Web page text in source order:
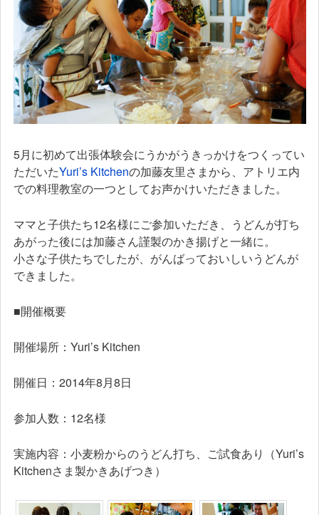
5月に初めて出張体験会にうかがうきっかけをつくってい
ただいたYuri’s Kitchenの加藤友里さまから、アトリエ内
での料理教室の一つとしてお声かけいただきました。
ママと子供たち12名様にご参加いただき、うどんが打ち
あがった後には加藤さん謹製のかき揚げと一緒に。
小さな子供たちでしたが、がんばっておいしいうどんが
できました。
■開催概要
開催場所：Yuri’s Kitchen
開催日：2014年8月8日
参加人数：12名様
実施内容：小麦粉からのうどん打ち、ご試食あり（Yuri’s
Kitchenさま製かきあげつき）